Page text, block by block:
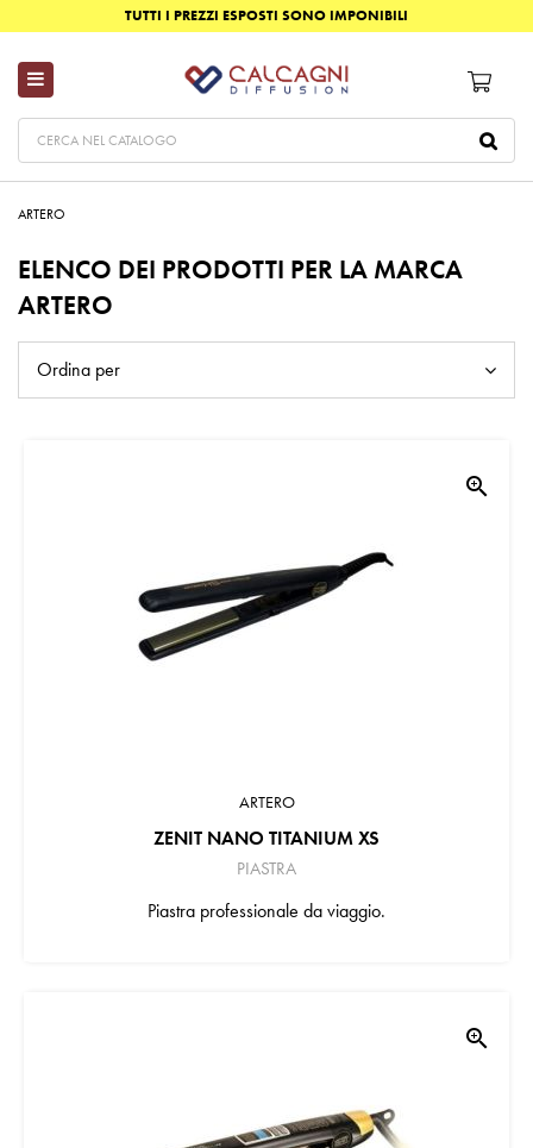
TUTTI I PREZZI ESPOSTI SONO IMPONIBILI
ARTERO
ELENCO DEI PRODOTTI PER LA MARCA
ARTERO
Ordina per
zoom_in
ARTERO
ZENIT NANO TITANIUM XS
PIASTRA
Piastra professionale da viaggio.
zoom_in